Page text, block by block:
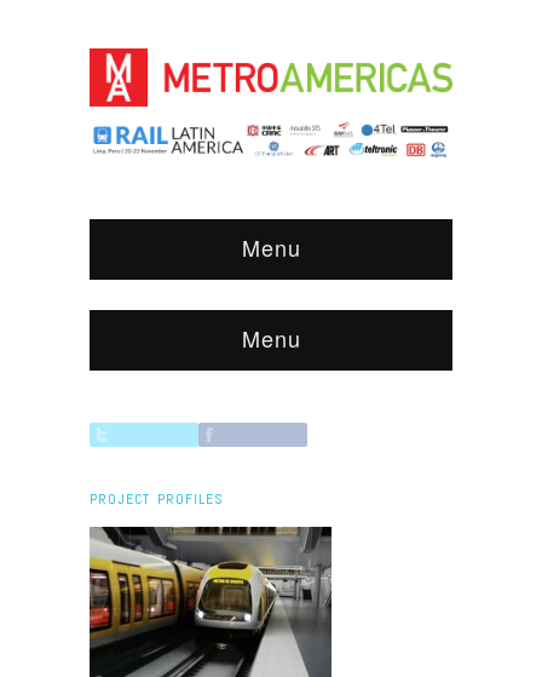
Menu
Menu
PROJECT PROFILES